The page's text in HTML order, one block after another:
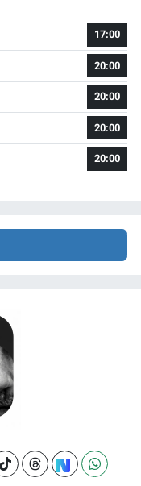
17:00
20:00
20:00
20:00
20:00